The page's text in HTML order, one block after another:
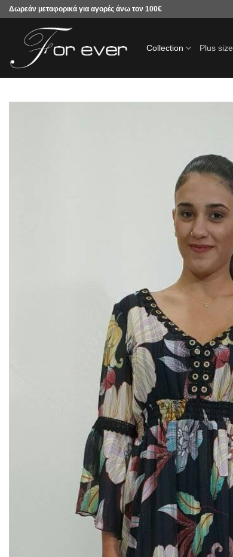
Μετάβαση
περιεχόμενο
Δωρεάν μεταφορικά για αγορές άνω τον 100€
Collection Plus size